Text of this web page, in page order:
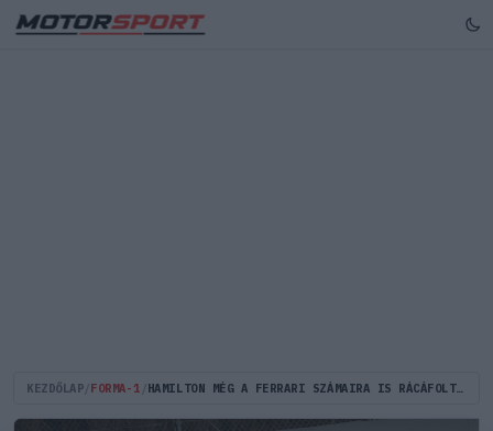
KEZDŐLAP FORMA-1 HAMILTON MÉG A FERRARI SZÁMAIRA IS RÁCÁFOLT BARCELONÁBAN